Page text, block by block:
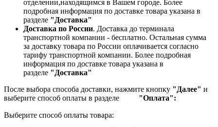
отделении,находящимся в Вашем городе. Более
подробная информация по доставке товара указана в
разделе "Доставка"
Доставка по России. Доставка до терминала
транспортной компании - бесплатно. Остальная сумма
за доставку товара по России оплачивается согласно
тарифу транспортной компании. Более подробная
информация по доставке товара указана в
разделе "Доставка"
После выбора способа доставки, нажмите кнопку "Далее" и
выберите способ оплаты в разделе "Оплата":
Выберите способ оплаты товара: